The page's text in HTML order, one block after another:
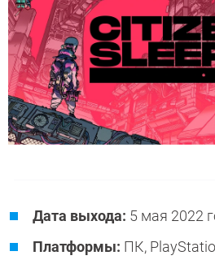
Дата выхода: 5 мая 2022
Платформы: ПК,